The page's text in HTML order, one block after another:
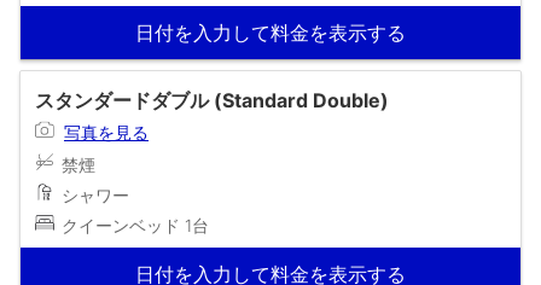
日付を入力して料金を表示する
スタンダードダブル (Standard Double)
写真を見る
禁煙
シャワー
クイーンベッド 1台
日付を入力して料金を表示する